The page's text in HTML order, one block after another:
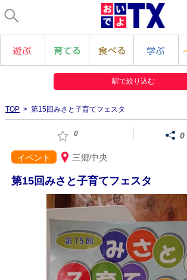
駅で絞り込む
TOP> 第15回みさと子育てフェスタ
0 0
イベント 三郷中央
第15回みさと子育てフェスタ